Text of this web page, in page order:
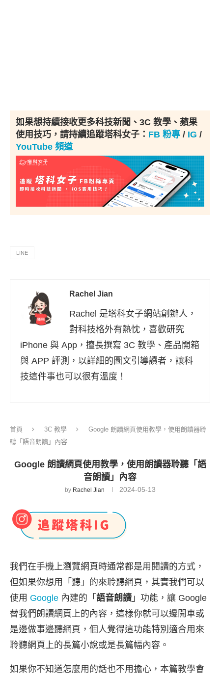
如果想持續接收更多科技新聞、3C 教學、蘋果
使用技巧，請持續追蹤塔科女子： FB 粉專 / IG /
YouTube 頻道
LINE
Rachel Jian
Rachel 是塔科女子網站創辦人，
對科技格外有熱忱，喜歡研究
iPhone 與 App，擅長撰寫 3C 教學、產品開箱
與 APP 評測，以詳細的圖文引導讀者，讓科
技這件事也可以很有溫度！
首頁 3C 教學
Google 朗讀網頁使用教學，使用朗讀器聆
聽「語音朗讀」內容
Google 朗讀網頁使用教學，使用朗讀器聆聽「語
音朗讀」內容
by Rachel Jian 2024-05-13
我們在手機上瀏覽網頁時通常都是用閱讀的方式，
但如果你想用「聽」的來聆聽網頁，其實我們可以
使用 Google 內建的「 語音朗讀 」功能，讓 Google
替我們朗讀網頁上的內容，這樣你就可以邊開車或
是邊做事邊聽網頁，個人覺得這功能特別適合用來
聆聽網頁上的長篇小說或是長篇幅內容。
如果你不知道怎麼用的話也不用擔心，本篇教學會